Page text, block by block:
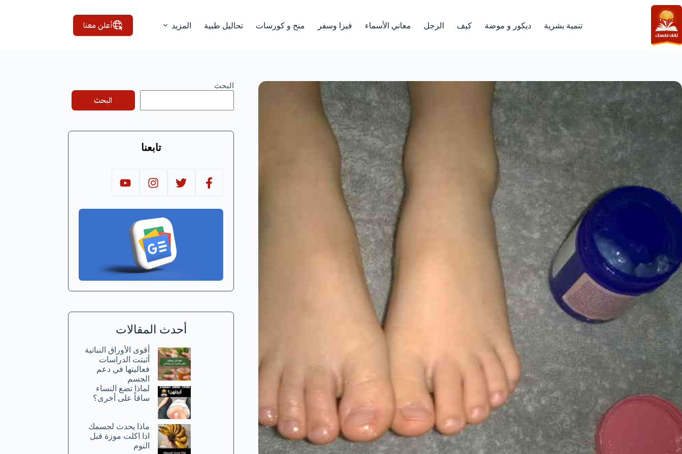
التجاوز
إلى
المحتوى
تنمية بشرية ديكور و موضة كيف الرجل معاني الأسماء فيزا وسفر منح و كورسات تحاليل طبية المزيد أعلن معنا
البحث
البحث
تابعنا
أحدث المقالات
أقوى الأوراق النباتية
أثبتت الدراسات
فعاليتها في دعم
الجسم
لماذا تضع النساء
ساقاً على أخرى؟
ماذا يحدث لجسمك
اذا اكلت موزة قبل
النوم